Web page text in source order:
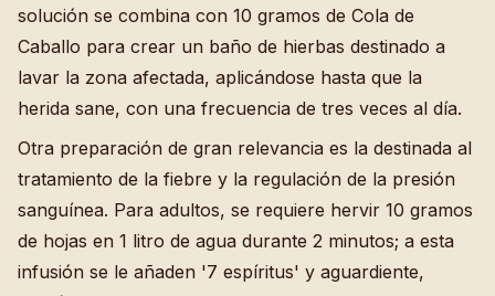
solución se combina con 10 gramos de Cola de
Caballo para crear un baño de hierbas destinado a
lavar la zona afectada, aplicándose hasta que la
herida sane, con una frecuencia de tres veces al día.
Otra preparación de gran relevancia es la destinada al
tratamiento de la fiebre y la regulación de la presión
sanguínea. Para adultos, se requiere hervir 10 gramos
de hojas en 1 litro de agua durante 2 minutos; a esta
infusión se le añaden '7 espíritus' y aguardiente,